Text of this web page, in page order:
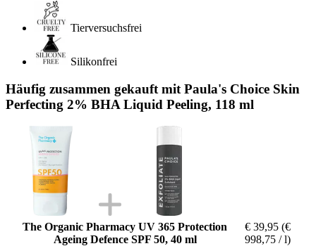
Tierversuchsfrei
Silikonfrei
Häufig zusammen gekauft mit Paula's Choice Skin
Perfecting 2% BHA Liquid Peeling, 118 ml
The Organic Pharmacy UV 365 Protection
Ageing Defence SPF 50, 40 ml
€ 39,95 (€
998,75 / l)